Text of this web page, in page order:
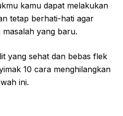
kamu dapat melakukan
tetap berhati-hati agar
masalah yang baru.
yang sehat dan bebas flek
10 cara menghilangkan
ini.